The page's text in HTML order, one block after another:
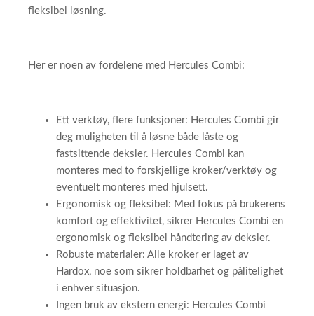
fleksibel løsning.
Her er noen av fordelene med Hercules Combi:
Ett verktøy, flere funksjoner: Hercules Combi gir
deg muligheten til å løsne både låste og
fastsittende deksler. Hercules Combi kan
monteres med to forskjellige kroker/verktøy og
eventuelt monteres med hjulsett.
Ergonomisk og fleksibel: Med fokus på brukerens
komfort og effektivitet, sikrer Hercules Combi en
ergonomisk og fleksibel håndtering av deksler.
Robuste materialer: Alle kroker er laget av
Hardox, noe som sikrer holdbarhet og pålitelighet
i enhver situasjon.
Ingen bruk av ekstern energi: Hercules Combi